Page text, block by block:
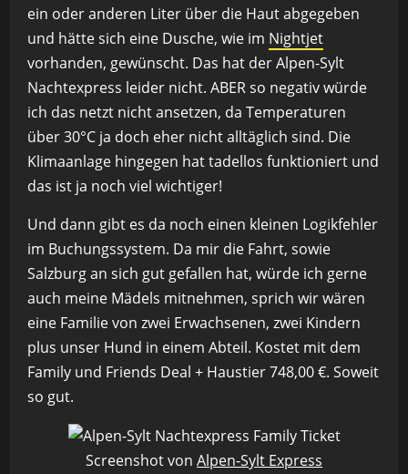
ein oder anderen Liter über die Haut abgegeben
und hätte sich eine Dusche, wie im Nightjet
vorhanden, gewünscht. Das hat der Alpen-Sylt
Nachtexpress leider nicht. ABER so negativ würde
ich das netzt nicht ansetzen, da Temperaturen
über 30°C ja doch eher nicht alltäglich sind. Die
Klimaanlage hingegen hat tadellos funktioniert und
das ist ja noch viel wichtiger!
Und dann gibt es da noch einen kleinen Logikfehler
im Buchungssystem. Da mir die Fahrt, sowie
Salzburg an sich gut gefallen hat, würde ich gerne
auch meine Mädels mitnehmen, sprich wir wären
eine Familie von zwei Erwachsenen, zwei Kindern
plus unser Hund in einem Abteil. Kostet mit dem
Family und Friends Deal + Haustier 748,00 €. Soweit
so gut.
Screenshot von Alpen-Sylt Express